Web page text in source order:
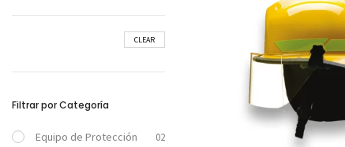
CLEAR
Filtrar por Categoría
Equipo de Protección 02